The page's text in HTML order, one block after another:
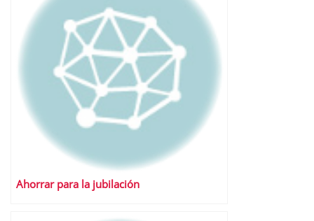
Ahorrar para la jubilación